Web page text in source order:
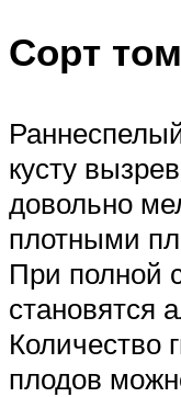
Сорт
кусту
довольно
плотными
При полной
становятся
Количество
плодов